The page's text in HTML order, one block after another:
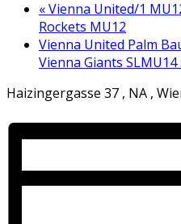
«Vienna United/1
Rockets MU12
Vienna United Palm
Vienna Giants SLMU14
Haizingergasse 37 , NA ,